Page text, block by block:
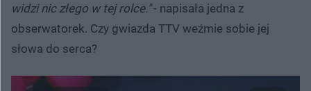
widzi nic złego w tej rolce."- napisała jedna z
obserwatorek. Czy gwiazda TTV weźmie sobie jej
słowa do serca?